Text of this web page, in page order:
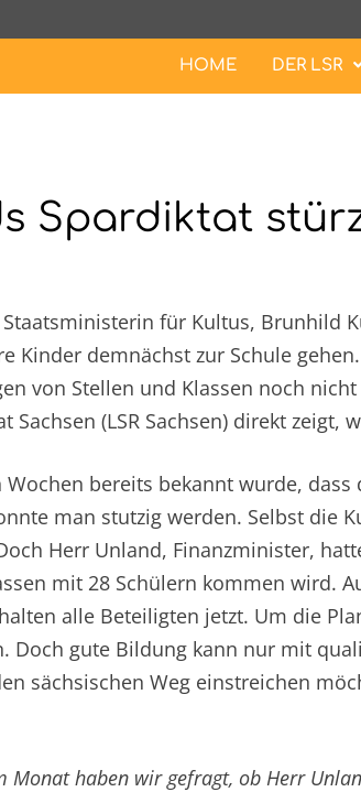
HOME DER LSR
Spardiktat
für Kultus, Brunhild
Kinder demnächst zur Schule
von Stellen und Klassen noch
Sachsen (LSR Sachsen) direkt
Wochen bereits bekannt wurde,
man stutzig werden. Selbst die
Herr Unland, Finanzminister,
mit 28 Schülern kommen wird.
alle Beteiligten jetzt. Um die
Doch gute Bildung kann nur mit
sächsischen Weg einstreichen
Monat haben wir gefragt, ob Herr